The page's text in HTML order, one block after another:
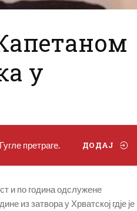
у
претраге. ДОДАЈ
и по година одслужене
из затвора у Хрватској гдје је